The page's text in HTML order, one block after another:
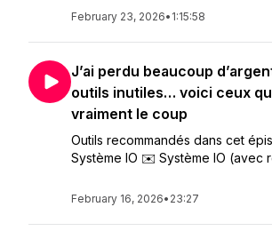
February 23, 2026• 1:15:58
J’ai perdu beaucoup
outils inutiles… voici ceux
vraiment le coup
Outils recommandés dans cet
Système IO ✉️ Système IO (avec
February 16, 2026• 23:27